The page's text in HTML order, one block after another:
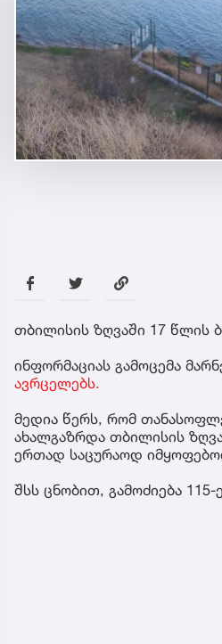
თბილისის ზღვაში 17 წლის
ინფორმაციას გამოცემა
ავრცელებს.
მედია წერს, რომ
ახალგაზრდა თბილისის
ერთად საცურაოდ
შსს ცნობით, გამოძიება